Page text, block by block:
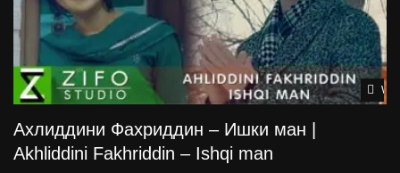
Ахлиддини Фахриддин – Ишки ман |
Akhliddini Fakhriddin – Ishqi man